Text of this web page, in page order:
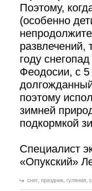
Поэтому,
(особенно
развлечений,
году
Феодосии, с 5
поэтому
зимней
подкормкой
Специалист
«Опукский»
снег, праздник, гуляния,